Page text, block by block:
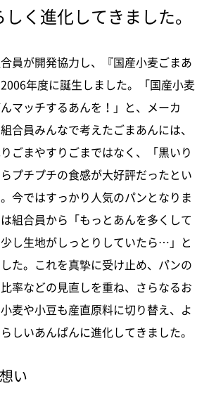
く進化してきました。
員が開発協力し、『国産小麦ごまあ
年度に誕生しました。「国産小麦
マッチするあんを！」と、メーカ
合員みんなで考えたごまあんには、
ごまやすりごまではなく、「黒いり
プチプチの食感が大好評だったとい
今ではすっかり人気のパンとなりま
組合員から「もっとあんを多くして
し生地がしっとりしていたら…」と
た。これを真摯に受け止め、パンの
率などの見直しを重ね、さらなるお
麦や小豆も産直原料に切り替え、よ
しいあんぱんに進化してきました。
い